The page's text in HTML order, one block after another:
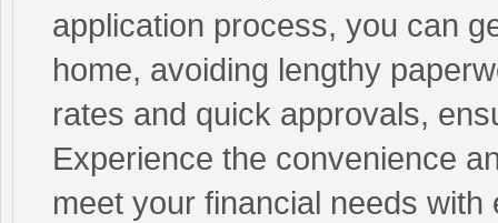
application process, you can
home, avoiding lengthy
rates and quick approvals,
Experience the convenience
meet your financial needs with